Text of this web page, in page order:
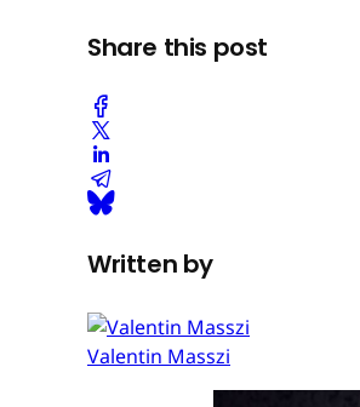
Share this post
Written by
Valentin Masszi